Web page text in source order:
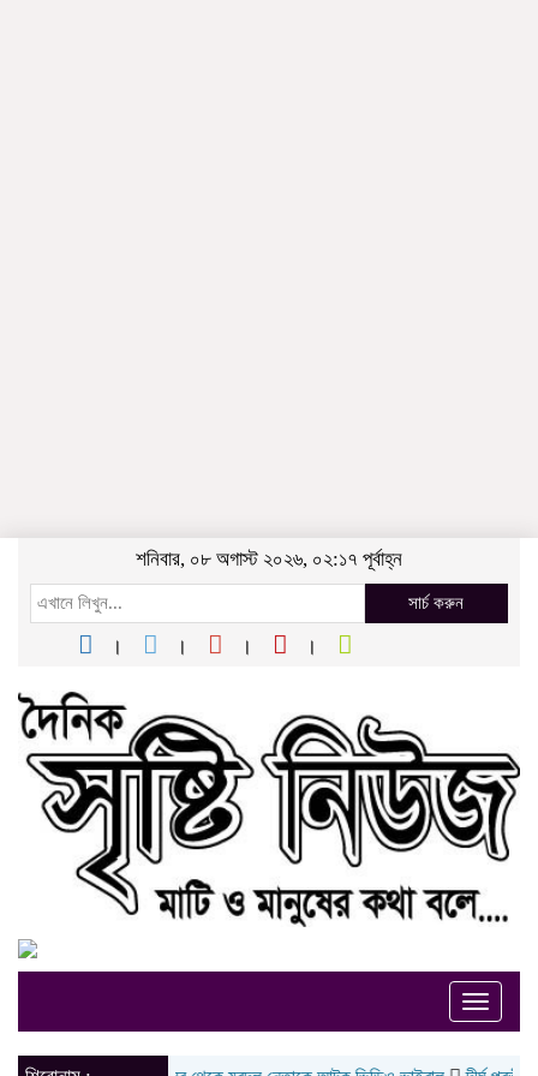
শনিবার, ০৮ অগাস্ট ২০২৬, ০২:১৭ পূর্বাহ্ন
সার্চ করুন
Toggle